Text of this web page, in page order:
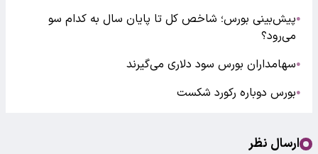
●پیش‌بینی بورس؛ شاخص کل تا پایان سال به کدام سو
می‌رود؟
●سهامداران بورس سود دلاری می‌گیرند
●بورس دوباره رکورد شکست
ارسال نظر